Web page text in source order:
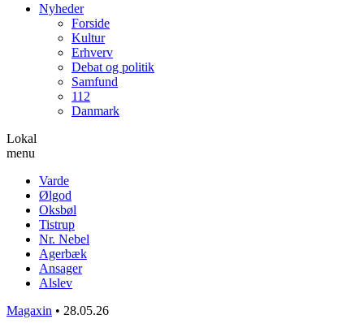
Nyheder
Forside
Kultur
Erhverv
Debat og politik
Samfund
112
Danmark
Lokal
menu
Varde
Ølgod
Oksbøl
Tistrup
Nr. Nebel
Agerbæk
Ansager
Alslev
Magaxin • 28.05.26